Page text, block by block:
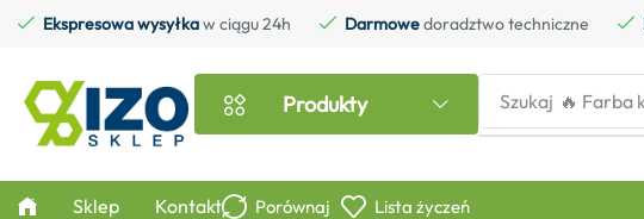
Ekspresowa wysyłkaw ciągu 24h Darmowedoradztwo techniczne
Produkty Szukaj 🔥 Farba
Sklep Kontakt Porównaj Lista życzeń